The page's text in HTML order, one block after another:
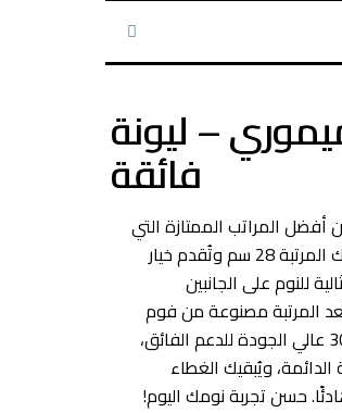
– ليونة
فائقة
أفضل المراتب الممتازة التي
توفر تجربة نوم أكثر راحة وهدوء، ويبلغ سمك المرتبة 28 سم وتُقدم خيار
للنوم على الجانبين
المرتبة مصنوعة من فوم
كليميت 360 ميموري وفوم سوفت بيتال 30D عالي الجودة للدعم الفائق،
ويُبقيك الغطاء
حسن تجربة نومك اليوم!